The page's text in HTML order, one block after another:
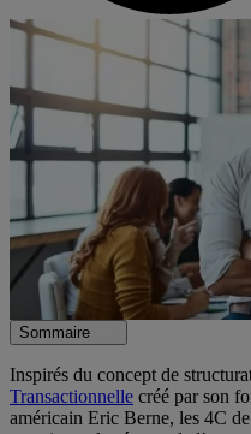
Sommaire
Inspirés du concept de
Transactionnelle créé par son
américain Eric Berne, les 4C